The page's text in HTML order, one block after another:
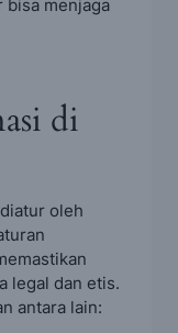
bisa menjaga
di
oleh
legal dan etis.
antara lain: